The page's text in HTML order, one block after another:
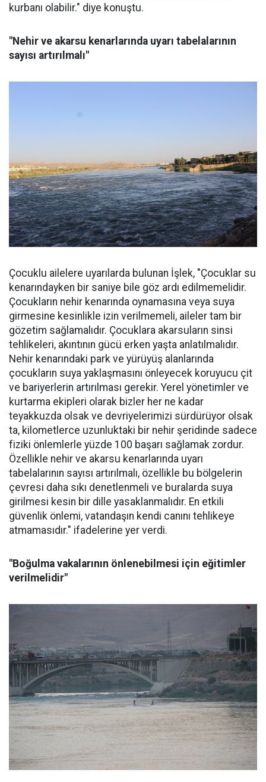
kurbanı olabilir." diye konuştu.
"Nehir ve akarsu kenarlarında uyarı tabelalarının
sayısı artırılmalı"
Çocuklu ailelere uyarılarda bulunan İşlek, "Çocuklar su
kenarındayken bir saniye bile göz ardı edilmemelidir.
Çocukların nehir kenarında oynamasına veya suya
girmesine kesinlikle izin verilmemeli, aileler tam bir
gözetim sağlamalıdır. Çocuklara akarsuların sinsi
tehlikeleri, akıntının gücü erken yaşta anlatılmalıdır.
Nehir kenarındaki park ve yürüyüş alanlarında
çocukların suya yaklaşmasını önleyecek koruyucu çit
ve bariyerlerin artırılması gerekir. Yerel yönetimler ve
kurtarma ekipleri olarak bizler her ne kadar
teyakkuzda olsak ve devriyelerimizi sürdürüyor olsak
ta, kilometlerce uzunluktaki bir nehir şeridinde sadece
fiziki önlemlerle yüzde 100 başarı sağlamak zordur.
Özellikle nehir ve akarsu kenarlarında uyarı
tabelalarının sayısı artırılmalı, özellikle bu bölgelerin
çevresi daha sıkı denetlenmeli ve buralarda suya
girilmesi kesin bir dille yasaklanmalıdır. En etkili
güvenlik önlemi, vatandaşın kendi canını tehlikeye
atmamasıdır." ifadelerine yer verdi.
"Boğulma vakalarının önlenebilmesi için eğitimler
verilmelidir"